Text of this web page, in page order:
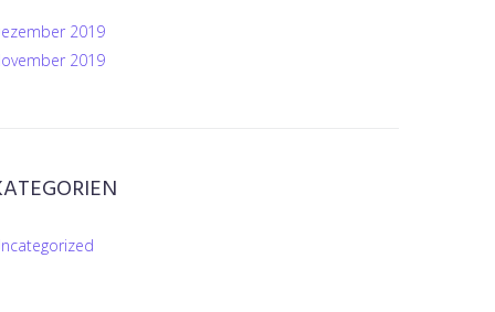
2019
2019